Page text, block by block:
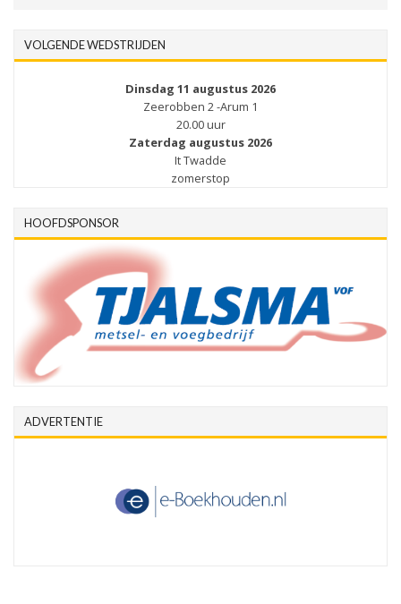
VOLGENDE WEDSTRIJDEN
Dinsdag 11 augustus 2026
Zeerobben 2 -Arum 1
20.00 uur
Zaterdag augustus 2026
It Twadde
zomerstop
HOOFDSPONSOR
ADVERTENTIE